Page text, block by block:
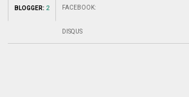
BLOGGER: 2 FACEBOOK:
DISQUS